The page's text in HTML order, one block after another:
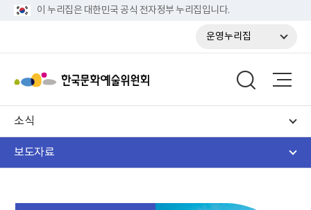
이 누리집은 대한민국 공식 전자정부 누리집입니다.
운영누리집
소식
보도자료